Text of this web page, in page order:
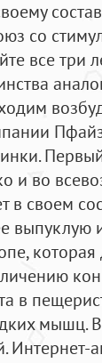
со
все три
и во
в своем
которая
в
мышц.